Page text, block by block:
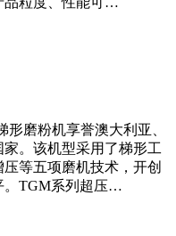
磨粉机享誉澳大利亚、
。该机型采用了梯形工
等五项磨机技术，开创
。TGM系列超压…